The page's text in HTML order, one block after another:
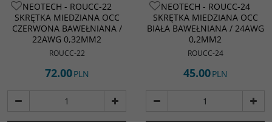
NEOTECH - ROUCC-22
SKRĘTKA MIEDZIANA OCC
CZERWONA BAWEŁNIANA /
22AWG 0,32MM2
ROUCC-22
72.00PLN
NEOTECH - ROUCC-24
SKRĘTKA MIEDZIANA OCC
BIAŁA BAWEŁNIANA / 24AWG
0,2MM2
ROUCC-24
45.00PLN